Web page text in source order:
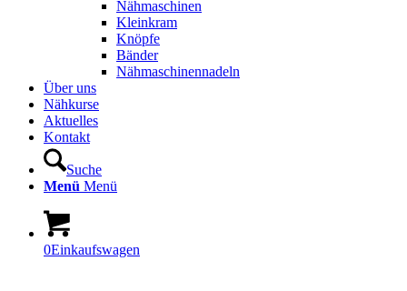
Nähmaschinen
Kleinkram
Knöpfe
Bänder
Nähmaschinennadeln
Über uns
Nähkurse
Aktuelles
Kontakt
Suche
Menü Menü
0Einkaufswagen